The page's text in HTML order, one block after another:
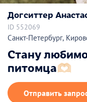
Догситтер
ID 552069
Санкт-Петербург,
Стану
питомца🫶🏻
Отправить